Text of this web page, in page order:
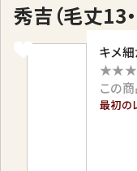
秀吉（毛丈13
キメ
この
最初の